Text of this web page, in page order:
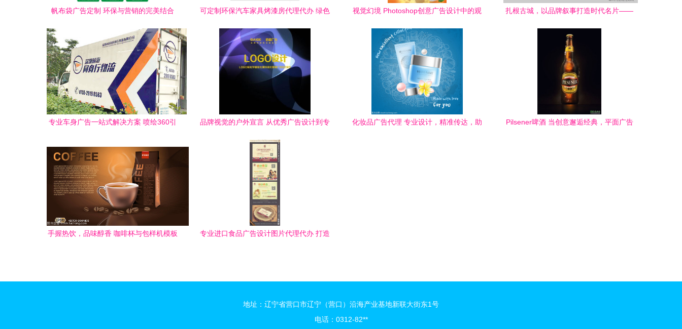
帆布袋广告定制 环保与营销的完美结合
可定制环保汽车家具烤漆房代理代办 绿色
视觉幻境 Photoshop创意广告设计中的观
扎根古城，以品牌叙事打造时代名片——
专业车身广告一站式解决方案 喷绘360引
品牌视觉的户外宣言 从优秀广告设计到专
化妆品广告代理 专业设计，精准传达，助
Pilsener啤酒 当创意邂逅经典，平面广告
手握热饮，品味醇香 咖啡杯与包样机模板
专业进口食品广告设计图片代理代办 打造
地址：辽宁省营口市辽宁（营口）沿海产业基地新联大街东1号
电话：0312-82**